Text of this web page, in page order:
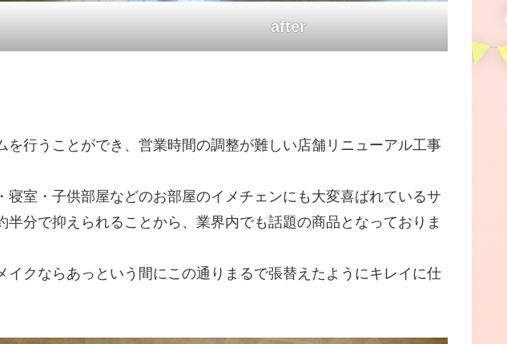
after
行うことができ、営業時間の調整が難しい店舗リニューアル工事
室・子供部屋などのお部屋のイメチェンにも大変喜ばれているサ
分で抑えられることから、業界内でも話題の商品となっておりま
クならあっという間にこの通りまるで張替えたようにキレイに仕